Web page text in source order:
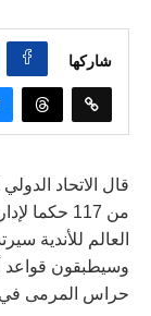
شاركها
قال الاتحاد
من 117
العالم للأندية
وسيطبقون
حراس المرمى في